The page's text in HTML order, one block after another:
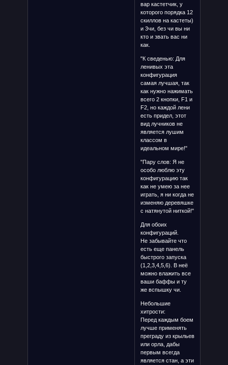
вар кастетчик, у
которого порядка 12
скиллов на кастеты)
и 3чи, без чи вы ни
кто и звать вас ни
как.
"К сведенью: Для
ленивых эта
конфигурация
самая лучшая, так
как нужно нажимать
всего 2 кнопки, F1 и
F2, но каждой лени
есть придел, этот
вид лучников не
является лушим
классом в
идеальном мире!"
"Пару слов: Я не
особо люблю эту
конфигурацию так
как не умею за нее
играть, я ни когда не
изменяю деревяшке
с натянутой ниткой!"
Для обоих
конфигураций.
Не забывайте что
есть еще панель
быстрого запуска
(1,2,3,4,5,6). В неё
можно влажить все
ваши баффы и ту
же вспышку чи.
Небольшие
хитрости:
Перед каждым боем
лучше применять
преграду из крыльев
или орла, дабы
первым всегда
является стан, а эти